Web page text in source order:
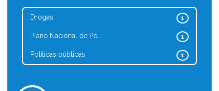
1
Drogas
1
Plano Nacional de Po...
1
Políticas públicas